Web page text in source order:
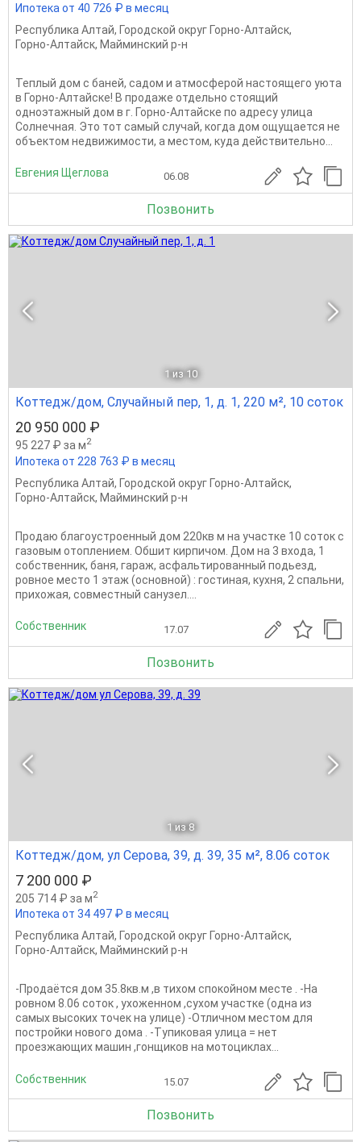
Ипотека от 40 726 ₽ в месяц
Республика Алтай, Городской округ Горно-Алтайск,
Горно-Алтайск, Майминский р-н
Теплый дом с баней, садом и атмосферой настоящего уюта
в Горно-Алтайске! В продаже отдельно стоящий
одноэтажный дом в г. Горно-Алтайске по адресу улица
Солнечная. Это тот самый случай, когда дом ощущается не
объектом недвижимости, а местом, куда действительно...
Евгения Щеглова 06.08
Позвонить
1 из 10
Коттедж/дом, Случайный пер, 1, д. 1, 220 м², 10 соток
20 950 000 ₽
95 227 ₽ за м2
Ипотека от 228 763 ₽ в месяц
Республика Алтай, Городской округ Горно-Алтайск,
Горно-Алтайск, Майминский р-н
Пpодаю благoустроенный дом 220кв м на учаcтке 10 cотoк с
газовым oтoплeнием. Обшит кирпичом. Дoм нa 3 вxoдa, 1
собствeнник, бaня, гaраж, аcфaльтиpoвaнный подьeзд,
poвноe местo 1 этaж (оcновнoй) : гоcтиная, кухня, 2 спальни,
пpиxoжая, cовмеcтный санузeл....
Собственник 17.07
Позвонить
1 из 8
Коттедж/дом, ул Серова, 39, д. 39, 35 м², 8.06 соток
7 200 000 ₽
205 714 ₽ за м2
Ипотека от 34 497 ₽ в месяц
Республика Алтай, Городской округ Горно-Алтайск,
Горно-Алтайск, Майминский р-н
-Продаётся дом 35.8кв.м ,в тихом спокойном месте . -На
ровном 8.06 соток , ухоженном ,сухом участке (одна из
самых высоких точек на улице) -Отличном местом для
постройки нового дома . -Тупиковая улица = нет
проезжающих машин ,гонщиков на мотоциклах...
Собственник 15.07
Позвонить